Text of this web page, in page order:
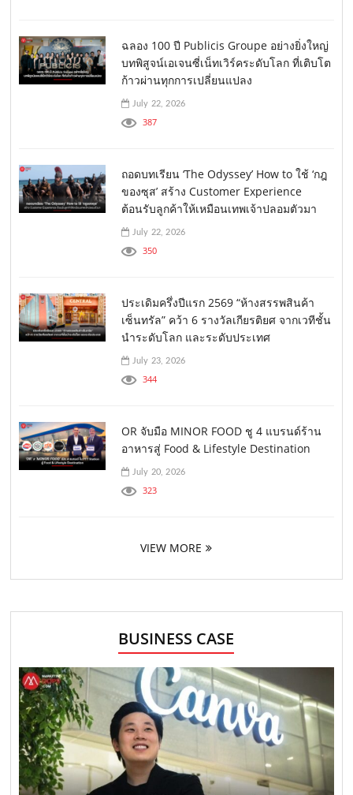
ฉลอง 100 ปี Publicis Groupe อย่างยิ่งใหญ่
บทพิสูจน์เอเจนซี่เน็ทเวิร์คระดับโลก ที่เติบโต
ก้าวผ่านทุกการเปลี่ยนแปลง
July 22, 2026
387
ถอดบทเรียน ‘The Odyssey’ How to ใช้ ‘กฎ
ของซุส’ สร้าง Customer Experience
ต้อนรับลูกค้าให้เหมือนเทพเจ้าปลอมตัวมา
July 22, 2026
350
ประเดิมครึ่งปีแรก 2569 “ห้างสรรพสินค้า
เซ็นทรัล” คว้า 6 รางวัลเกียรติยศ จากเวทีชั้น
นำระดับโลก และระดับประเทศ
July 23, 2026
344
OR จับมือ MINOR FOOD ชู 4 แบรนด์ร้าน
อาหารสู่ Food & Lifestyle Destination
July 20, 2026
323
VIEW MORE
BUSINESS CASE